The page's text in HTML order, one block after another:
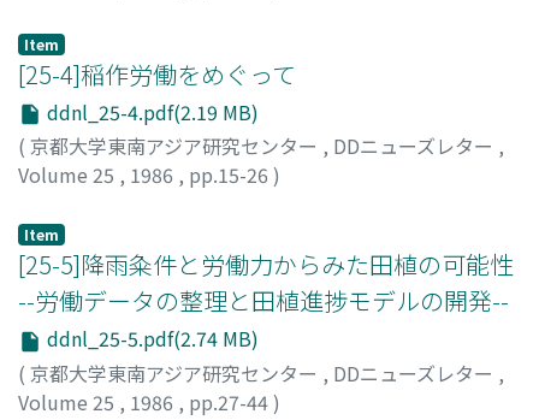
Item
[25-4]稲作労働をめぐって
ddnl_25-4.pdf(2.19 MB)
( 京都大学東南アジア研究センター , DDニューズレター ,
Volume 25 , 1986 , pp.15-26 )
Item
[25-5]降雨粂件と労働力からみた田植の可能性
--労働データの整理と田植進捗モデルの開発--
ddnl_25-5.pdf(2.74 MB)
( 京都大学東南アジア研究センター , DDニューズレター ,
Volume 25 , 1986 , pp.27-44)